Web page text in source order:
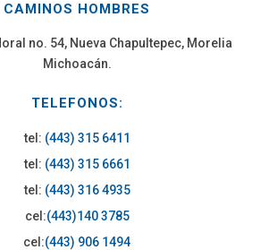
CAMINOS HOMBRES
no. 54, Nueva Chapultepec, Morelia
Michoacán.
TELEFONOS:
tel: (443) 315 6411
tel: (443) 315 6661
tel: (443) 316 4935
cel:(443)140 3785
cel:(443) 906 1494